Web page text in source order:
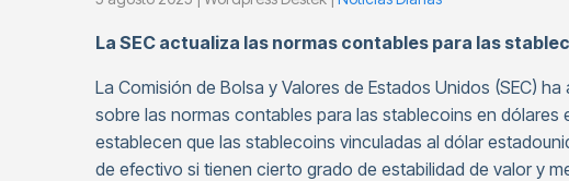
La SEC actualiza las normas contables para las
La Comisión de Bolsa y Valores de Estados Unidos (SEC)
sobre las normas contables para las stablecoins en dólares
establecen que las stablecoins vinculadas al dólar
de efectivo si tienen cierto grado de estabilidad de valor y